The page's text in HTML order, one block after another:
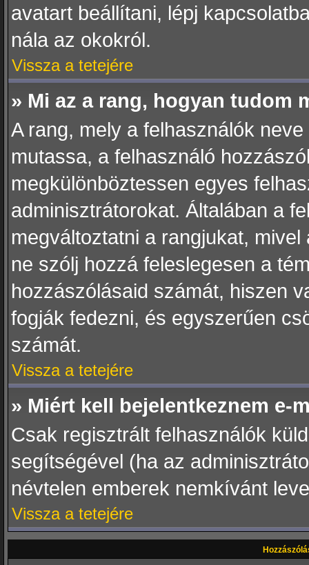
avatart beállítani, lépj
nála az okokról.
Vissza a tetejére
» Mi az a rang, hogyan tudom
A rang, mely a felhasználók
mutassa, a felhasználó
megkülönböztessen egyes
adminisztrátorokat. Általában a
megváltoztatni a rangjukat,
ne szólj hozzá feleslegesen a
hozzászólásaid számát, hiszen
fogják fedezni, és egyszerűen
számát.
Vissza a tetejére
» Miért kell bejelentkeznem e-
Csak regisztrált felhasználók
segítségével (ha az
névtelen emberek nemkívánt
Vissza a tetejére